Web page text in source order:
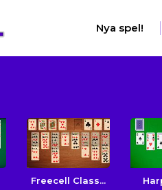
Nya spel!
Freecell Class...